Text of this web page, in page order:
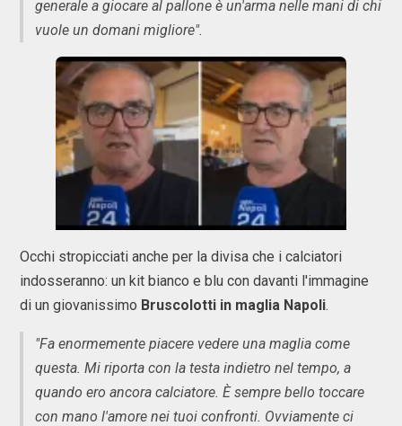
generale a giocare al pallone è un'arma nelle mani di chi
vuole un domani migliore".
Occhi stropicciati anche per la divisa che i calciatori
indosseranno: un kit bianco e blu con davanti l'immagine
di un giovanissimo Bruscolotti in maglia Napoli.
"Fa enormemente piacere vedere una maglia come
questa. Mi riporta con la testa indietro nel tempo, a
quando ero ancora calciatore. È sempre bello toccare
con mano l'amore nei tuoi confronti. Ovviamente ci